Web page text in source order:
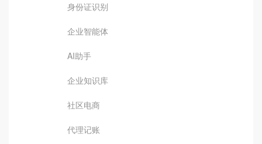
身份证识别
企业智能体
AI助手
企业知识库
社区电商
代理记账